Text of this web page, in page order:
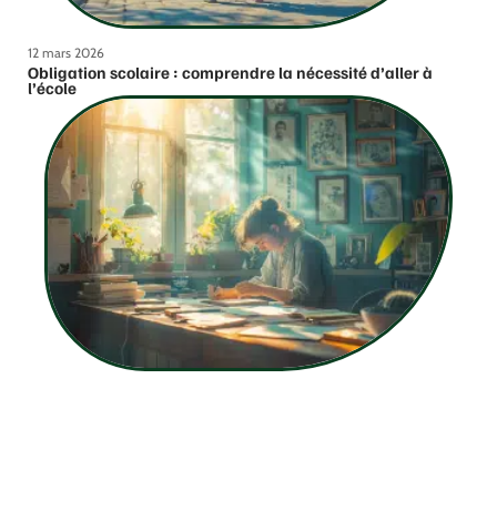
12 mars 2026
Obligation scolaire : comprendre la nécessité d’aller à
l’école